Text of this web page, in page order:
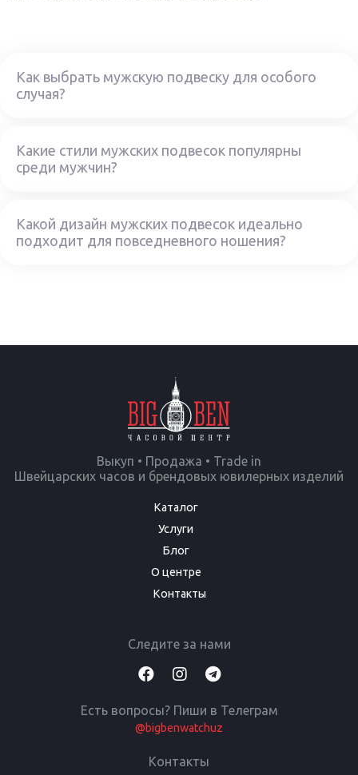
Как выбрать мужскую подвеску для особого
случая?
Какие стили мужских подвесок популярны
среди мужчин?
Какой дизайн мужских подвесок идеально
подходит для повседневного ношения?
Выкуп • Продажа • Trade in
Швейцарских часов и брендовых ювилерных изделий
Каталог
Услуги
Блог
О центре
Контакты
Следите за нами
Есть вопросы? Пиши в Телеграм
@bigbenwatchuz
Контакты